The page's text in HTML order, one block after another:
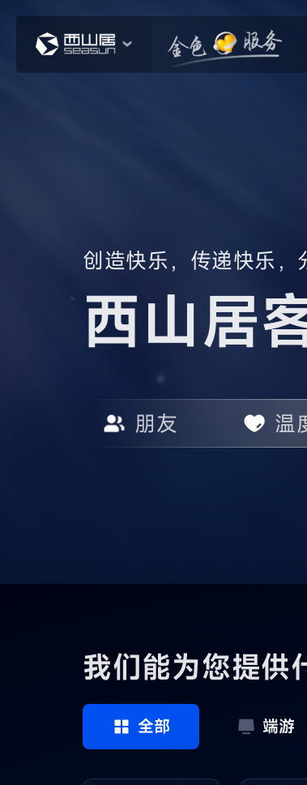
创造快乐，传递快乐，
西山居
朋友 温
我们能为您提供
全部 端游